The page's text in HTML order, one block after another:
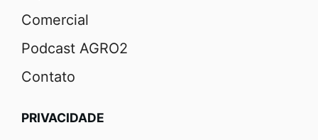
Comercial
Podcast AGRO2
Contato
PRIVACIDADE